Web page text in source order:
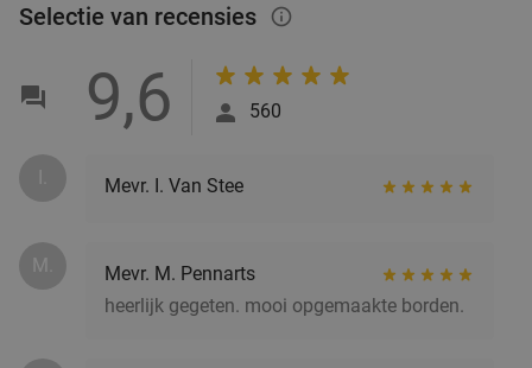
Selectie van recensies info_outlined
9,6 560
I. Mevr. I. Van Stee
M.
Mevr. M. Pennarts
heerlijk gegeten. mooi opgemaakte borden.